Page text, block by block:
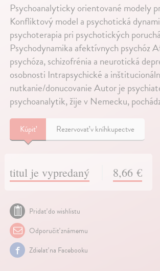
Psychoanalyticky orientované modely
Konfliktový model a psychotická
psychoterapia pri psychotických
Psychodynamika afektívnych psychóz
psychóza, schizofrénia a neurotická
osobnosti Intrapsychické a
nutkanie/donucovanie Autor je
psychoanalytik, žije v Nemecku,
Kúpiť Rezervovať v kníhkupectve
titul je vypredaný 8,66 €
Pridať do wishlistu
Odporučiť známemu
Zdielať na Facebooku